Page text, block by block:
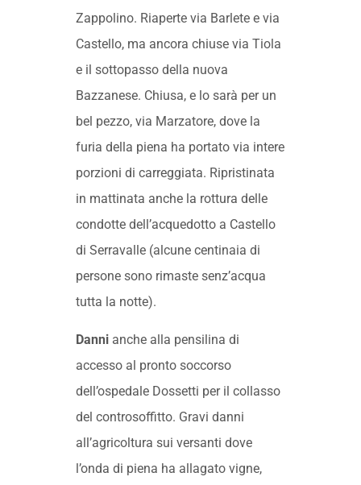
Zappolino. Riaperte via Barlete e via
Castello, ma ancora chiuse via Tiola
e il sottopasso della nuova
Bazzanese. Chiusa, e lo sarà per un
bel pezzo, via Marzatore, dove la
furia della piena ha portato via intere
porzioni di carreggiata. Ripristinata
in mattinata anche la rottura delle
condotte dell’acquedotto a Castello
di Serravalle (alcune centinaia di
persone sono rimaste senz’acqua
tutta la notte).
Dannianche alla pensilina di
accesso al pronto soccorso
dell’ospedale Dossetti per il collasso
del controsoffitto. Gravi danni
all’agricoltura sui versanti dove
l’onda di piena ha allagato vigne,